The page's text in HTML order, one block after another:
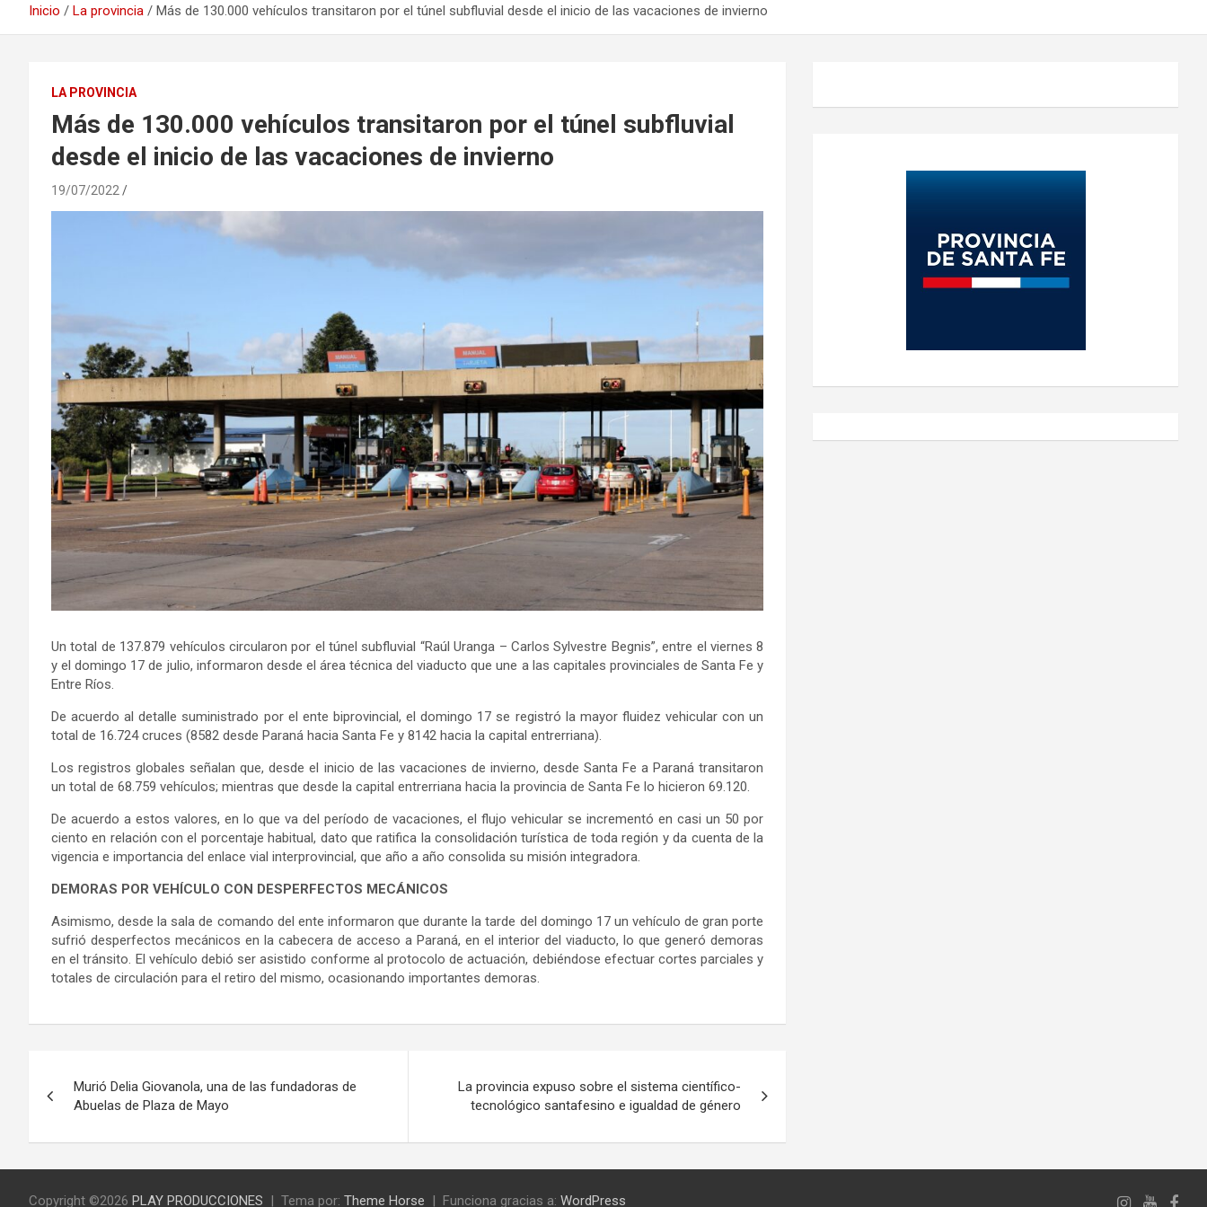
Inicio La provincia Más de 130.000 vehículos transitaron por el túnel subfluvial desde el inicio de las vacaciones de invierno
LA PROVINCIA
Más de 130.000 vehículos transitaron por el túnel subfluvial
desde el inicio de las vacaciones de invierno
19/07/2022
Un total de 137.879 vehículos circularon por el túnel subfluvial “Raúl Uranga – Carlos Sylvestre Begnis”, entre el viernes 8
y el domingo 17 de julio, informaron desde el área técnica del viaducto que une a las capitales provinciales de Santa Fe y
Entre Ríos.
De acuerdo al detalle suministrado por el ente biprovincial, el domingo 17 se registró la mayor fluidez vehicular con un
total de 16.724 cruces (8582 desde Paraná hacia Santa Fe y 8142 hacia la capital entrerriana).
Los registros globales señalan que, desde el inicio de las vacaciones de invierno, desde Santa Fe a Paraná transitaron
un total de 68.759 vehículos; mientras que desde la capital entrerriana hacia la provincia de Santa Fe lo hicieron 69.120.
De acuerdo a estos valores, en lo que va del período de vacaciones, el flujo vehicular se incrementó en casi un 50 por
ciento en relación con el porcentaje habitual, dato que ratifica la consolidación turística de toda región y da cuenta de la
vigencia e importancia del enlace vial interprovincial, que año a año consolida su misión integradora.
DEMORAS POR VEHÍCULO CON DESPERFECTOS MECÁNICOS
Asimismo, desde la sala de comando del ente informaron que durante la tarde del domingo 17 un vehículo de gran porte
sufrió desperfectos mecánicos en la cabecera de acceso a Paraná, en el interior del viaducto, lo que generó demoras
en el tránsito. El vehículo debió ser asistido conforme al protocolo de actuación, debiéndose efectuar cortes parciales y
totales de circulación para el retiro del mismo, ocasionando importantes demoras.
de
entradas
Murió Delia Giovanola, una de las fundadoras de
Abuelas de Plaza de Mayo
La provincia expuso sobre el sistema científico-
tecnológico santafesino e igualdad de género
Copyright ©2026 PLAY PRODUCCIONES Tema por: Theme Horse Funciona gracias a: WordPress